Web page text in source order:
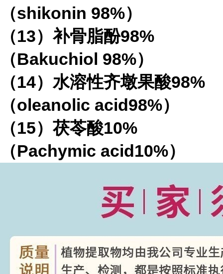
（shikonin 98%）
（13）补骨脂酚98%
（Bakuchiol 98%）
（14）水溶性齐墩果酸98%
（oleanolic acid98%）
（15）茯苓酸10%
（Pachymic acid10%）